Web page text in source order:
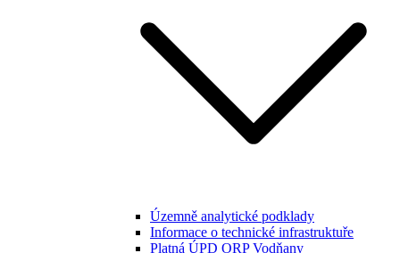
Územně analytické podklady
Informace o technické infrastruktuře
Platná ÚPD ORP Vodňany